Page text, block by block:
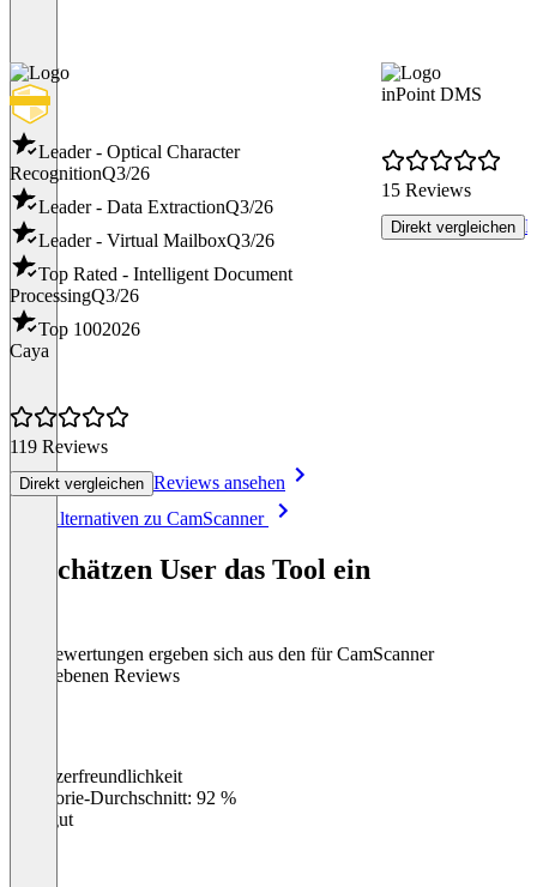
Leader - Optical Character
RecognitionQ3/26
Leader - Data ExtractionQ3/26
Leader - Virtual MailboxQ3/26
Top Rated - Intelligent Document
ProcessingQ3/26
Top 1002026
Caya
119 Reviews
Direkt vergleichen Reviews ansehen
inPoint DMS
15 Reviews
Direkt vergleichen
Alle Alternativen zu CamScanner
So schätzen User das Tool ein
Die Bewertungen ergeben sich aus den für CamScanner
abgegebenen Reviews
Benutzerfreundlichkeit
Kategorie-Durchschnitt: 92 %
Sehr gut